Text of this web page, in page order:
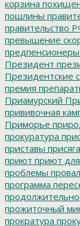
корзина
пошлины
правительство
превышение
предпенсионеры
Президент
Президентские
премия
Приамурский
прививочная
Приморье
прокуратура
приставы присяга
приют приют
проблемы провал
программа
прожиточный
прократура